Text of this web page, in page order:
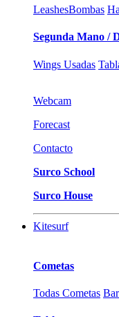
LeashesBombas
Segunda Mano /
Wings Usadas
Webcam
Forecast
Contacto
Surco School
Surco House
Kitesurf
Cometas
Todas Cometas